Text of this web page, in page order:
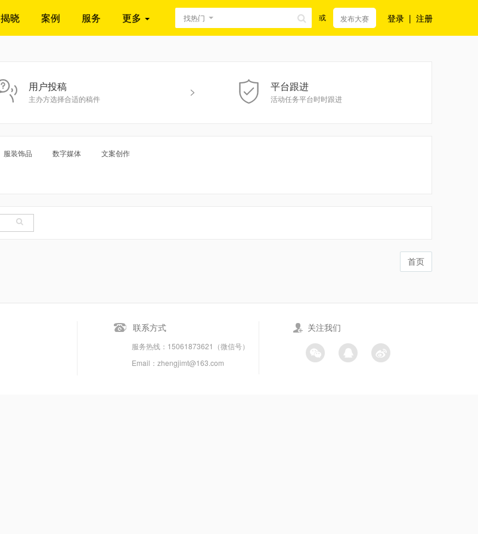
揭晓 案例 服务 更多 找热门 或 发布大赛 登录 | 注册
用户投稿
主办方选择合适的稿件
> 平台跟进
活动任务平台时时跟进
服装饰品 数字媒体 文案创作
首页
联系方式
服务热线：15061873621（微信号）
Email：zhengjimt@163.com
关注我们